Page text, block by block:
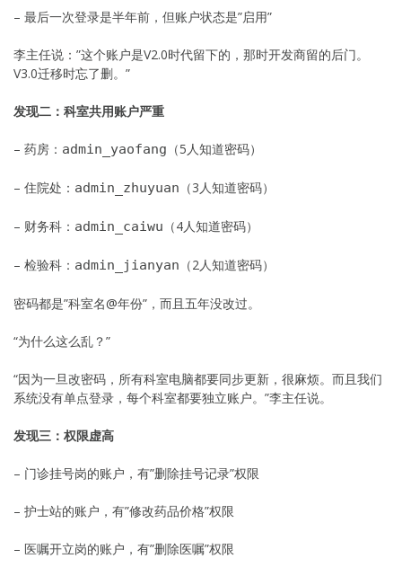
– 最后一次登录是半年前，但账户状态是”启用”
李主任说：”这个账户是V2.0时代留下的，那时开发商留的后门。
V3.0迁移时忘了删。”
发现二：科室共用账户严重
– 药房： admin_yaofang （5人知道密码）
– 住院处： admin_zhuyuan （3人知道密码）
– 财务科： admin_caiwu （4人知道密码）
– 检验科： admin_jianyan （2人知道密码）
密码都是”科室名@年份”，而且五年没改过。
“为什么这么乱？”
“因为一旦改密码，所有科室电脑都要同步更新，很麻烦。而且我们
系统没有单点登录，每个科室都要独立账户。”李主任说。
发现三：权限虚高
– 门诊挂号岗的账户，有”删除挂号记录”权限
– 护士站的账户，有”修改药品价格”权限
– 医嘱开立岗的账户，有”删除医嘱”权限